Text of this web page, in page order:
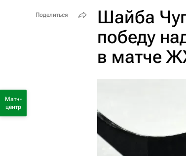
Шайба
победу
в матче
Поделиться
Матч-
центр